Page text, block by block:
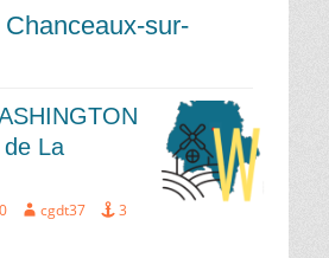
Chanceaux-sur-
La
Auteur
cgdt37
3